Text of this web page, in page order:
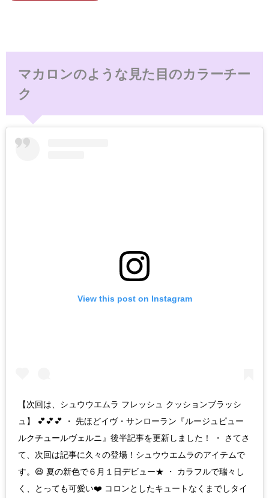
マカロンのような見た目のカラーチー
ク
View this post on Instagram
【次回は、シュウウエムラ フレッシュ クッションブラッシ
ュ】 💕💕💕 ・ 先ほどイヴ・サンローラン『ルージュピュー
ルクチュールヴェルニ』後半記事を更新しました！ ・ さてさ
て、次回は記事に久々の登場！シュウウエムラのアイテムで
す。😆 夏の新色で６月１日デビュー★ ・ カラフルで瑞々し
く、とっても可愛い❤️ コロンとしたキュートなくまでしタイ